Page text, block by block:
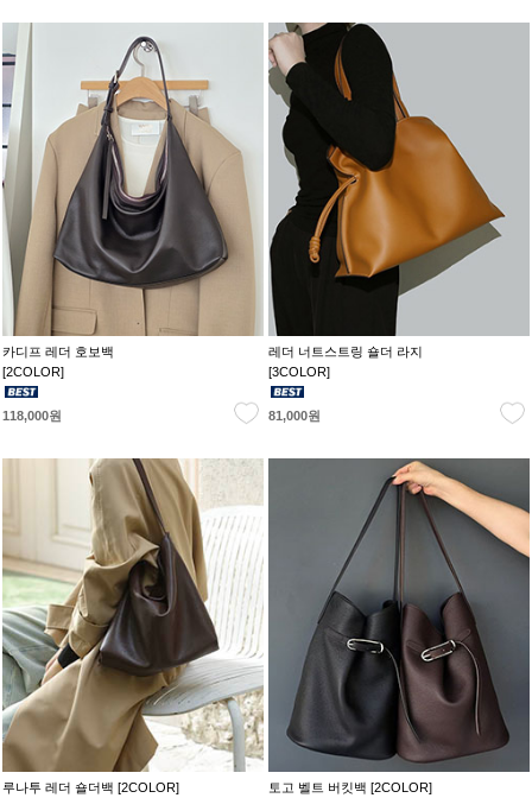
카디프 레더 호보백
[2COLOR]
118,000원
레더 너트스트링 숄더 라지
[3COLOR]
81,000원
루나투 레더 숄더백 [2COLOR] 토고 벨트 버킷백 [2COLOR]